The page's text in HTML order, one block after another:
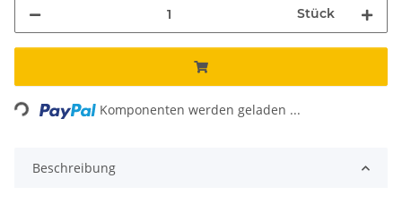
Stück
Loading... Komponenten werden geladen ...
Beschreibung